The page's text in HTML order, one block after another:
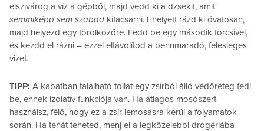
elszivárog a víz a gépből, majd vedd ki a dzsekit, amit
semmiképp sem szabad kifacsarni. Ehelyett rázd ki óvatosan,
majd helyezd egy törölközőre. Fedd be egy második törcsivel,
és kezdd el rázni – ezzel eltávolítod a bennmaradó, felesleges
vizet.
TIPP: A kabátban található tollat egy zsírból álló védőréteg fedi
be, ennek izolatív funkciója van. Ha átlagos mosószert
használsz, félő, hogy ez a zsír lemosásra kerül a folyamatok
során. Ha tehát teheted, menj el a legközelebbi drogériába